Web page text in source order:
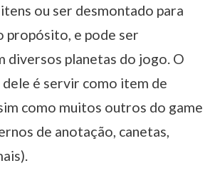
ou ser desmontado para
propósito, e pode ser
diversos planetas do jogo. O
é servir como item de
como muitos outros do game
de anotação, canetas,